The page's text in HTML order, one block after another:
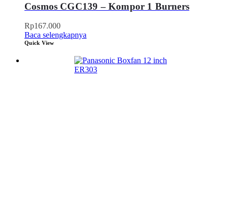
Cosmos CGC139 – Kompor 1 Burners
Rp167.000
Baca selengkapnya
Quick View